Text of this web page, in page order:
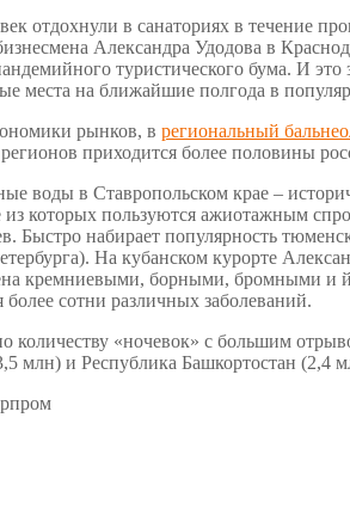
отдохнули в санаториях в течение
Александра Удодова в
туристического бума. И
места на ближайшие полгода в
рынков, в региональный
приходится более половины
воды в Ставропольском крае –
которых пользуются ажиотажным
Быстро набирает популярность
На кубанском курорте
кремниевыми, борными, бромными и
сотни различных заболеваний.
количеству «ночевок» с большим
млн) и Республика Башкортостан